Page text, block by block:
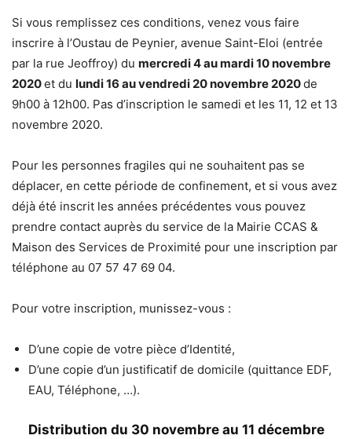
Si vous remplissez ces conditions, venez vous faire
inscrire à l’Oustau de Peynier, avenue Saint-Eloi (entrée
par la rue Jeoffroy) du mercredi 4 au mardi 10 novembre
2020et du lundi 16 au vendredi 20 novembre 2020de
9h00 à 12h00. Pas d’inscription le samedi et les 11, 12 et 13
novembre 2020.
Pour les personnes fragiles qui ne souhaitent pas se
déplacer, en cette période de confinement, et si vous avez
déjà été inscrit les années précédentes vous pouvez
prendre contact auprès du service de la Mairie CCAS &
Maison des Services de Proximité pour une inscription par
téléphone au 07 57 47 69 04.
Pour votre inscription, munissez-vous :
D’une copie de votre pièce d’Identité,
D’une copie d’un justificatif de domicile (quittance EDF,
EAU, Téléphone, …).
Distribution du 30 novembre au 11 décembre